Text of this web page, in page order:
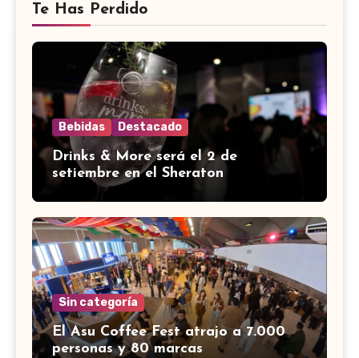
Te Has Perdido
Bebidas Destacado
Drinks & More será el 2 de
setiembre en el Sheraton
Sin categoría
El Asu Coffee Fest atrajo a 7.000
personas y 80 marcas